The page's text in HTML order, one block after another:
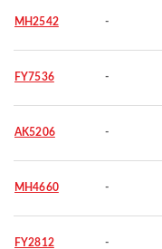
MH2542 -
FY7536 -
AK5206 -
MH4660 -
FY2812 -